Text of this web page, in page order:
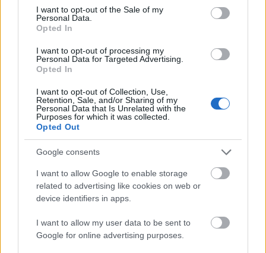
consent section.
I want to opt-out of the Sale of my
Personal Data.
Opted In
I want to opt-out of processing my
Personal Data for Targeted Advertising.
Opted In
I want to opt-out of Collection, Use,
Retention, Sale, and/or Sharing of my
Personal Data that Is Unrelated with the
Purposes for which it was collected.
Opted Out
Google consents
I want to allow Google to enable storage
related to advertising like cookies on web or
device identifiers in apps.
I want to allow my user data to be sent to
Google for online advertising purposes.
Καταλονίας, αποτελεί έναν από τους κορυφαίους
γαστρονομικούς προορισμούς στην Ευρώπη. Εδώ
βρίσκονται μερικά από τα καλύτερα εστιατόρια του
κόσμου, όπου γεννιούνται πολλές νέες τάσεις και
τεχνικές στην υψηλή γαστρονομία.
5. Μαδρίτη, Ισπανία